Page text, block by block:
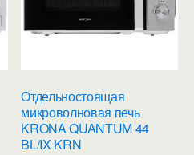
Отдельностоящая
микроволновая печь
KRONA QUANTUM 44
BL/IX KRN